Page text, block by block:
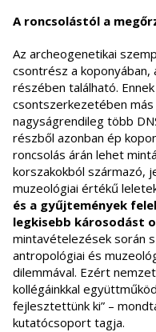
A roncsolástól a
Az archeogenetikai
csontrész a koponyában,
részében található.
csontszerkezetében
nagyságrendileg több
részből azonban ép
roncsolás árán lehet
korszakokból származó,
muzeológiai értékű
és a gyűjtemények
legkisebb károsodást
mintavételezések során
antropológiai és
dilemmával. Ezért
kollégáinkkal
fejlesztettünk ki” –
kutatócsoport tagja.